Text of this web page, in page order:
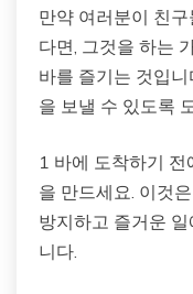
만약 여러분이 친
다면, 그것을 하는
바를 즐기는 것입
을 보낼 수 있도록
1 바에 도착하기
을 만드세요. 이것
방지하고 즐거운
니다.